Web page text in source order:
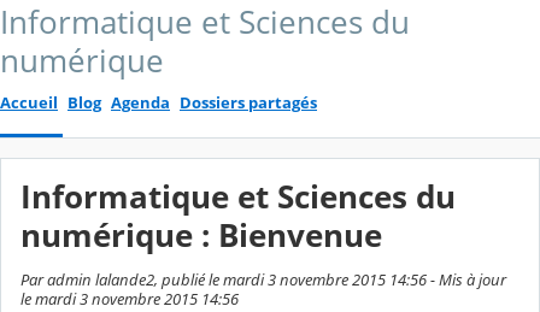
Informatique et Sciences du
numérique
Accueil Blog Agenda Dossiers partagés
Informatique et Sciences du
numérique : Bienvenue
Par admin lalande2, publié le mardi 3 novembre 2015 14:56 - Mis à jour
le mardi 3 novembre 2015 14:56